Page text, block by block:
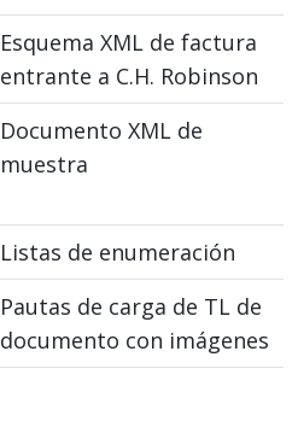
Esquema XML de factura
entrante a C.H. Robinson
Documento XML de
muestra
Listas de enumeración
Pautas de carga de TL de
documento con imágenes